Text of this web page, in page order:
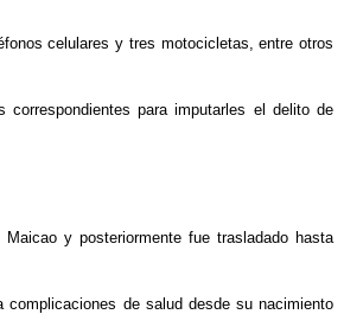
celulares y tres motocicletas, entre otros
para imputarles el delito de
y posteriormente fue trasladado hasta
de salud desde su nacimiento